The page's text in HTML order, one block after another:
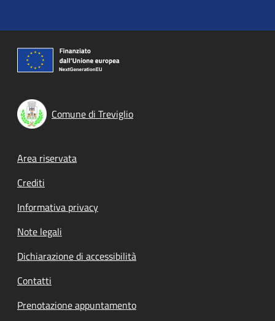
Comune di Treviglio
Footer menu
Area riservata
Crediti
Informativa privacy
Note legali
Dichiarazione di accessibilità
Contatti
Prenotazione appuntamento